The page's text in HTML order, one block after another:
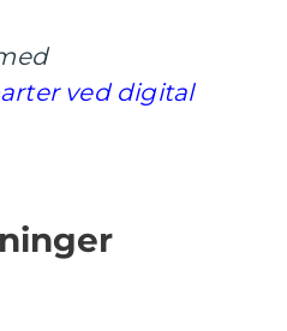
ved digital